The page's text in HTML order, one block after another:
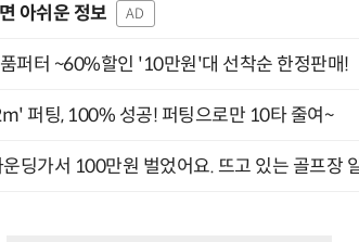
아쉬운 정보 AD
퍼터 ~60%할인 '10만원'대 선착순 한정판매!
퍼팅, 100% 성공! 퍼팅으로만 10타 줄여~
딩가서 100만원 벌었어요. 뜨고 있는 골프장